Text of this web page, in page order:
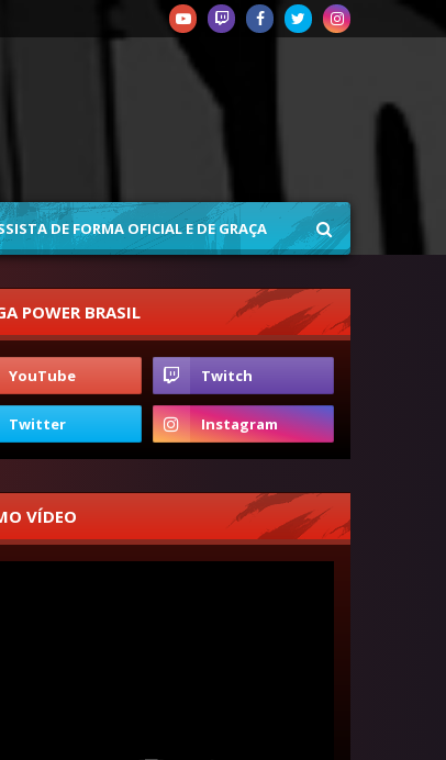
DE FORMA OFICIAL E DE GRAÇA
POWER BRASIL
VÍDEO